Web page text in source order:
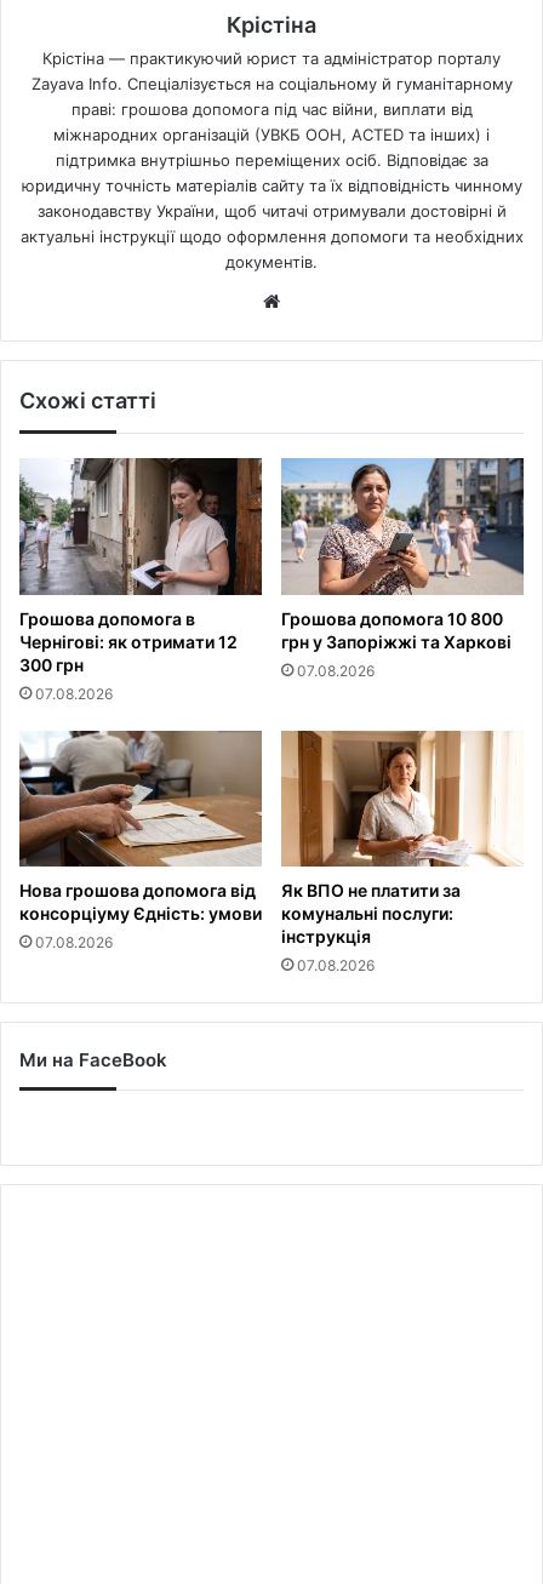
Крістіна
Крістіна — практикуючий юрист та адміністратор порталу
Zayava Info. Спеціалізується на соціальному й гуманітарному
праві: грошова допомога під час війни, виплати від
міжнародних організацій (УВКБ ООН, ACTED та інших) і
підтримка внутрішньо переміщених осіб. Відповідає за
юридичну точність матеріалів сайту та їх відповідність чинному
законодавству України, щоб читачі отримували достовірні й
актуальні інструкції щодо оформлення допомоги та необхідних
документів.
Схожі статті
Грошова допомога в
Чернігові: як отримати 12
300 грн
07.08.2026
Грошова допомога 10 800
грн у Запоріжжі та Харкові
07.08.2026
Нова грошова допомога від
консорціуму Єдність: умови
07.08.2026
Як ВПО не платити за
комунальні послуги:
інструкція
07.08.2026
Ми на FaceBook